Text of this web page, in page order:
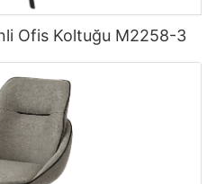
Ofis Koltuğu M2258-3